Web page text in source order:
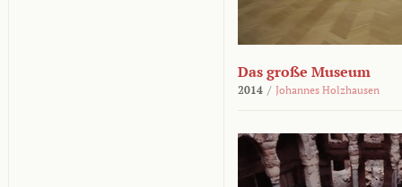
Das große Museum
2014 / Johannes Holzhausen